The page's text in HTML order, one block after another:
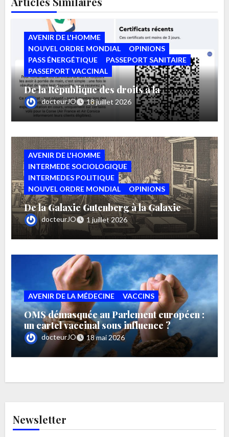
AVENIR DE L'HOMME
NOUVEL ORDRE MONDIAL
OPINIONS
PASS ÉNERGÉTIQUE
PASSEPORT SANITAIRE
PASSEPORT VACCINAL
De la République des droits à la
République des autorisations par Bruno
MAURER
docteurJO 18 juillet 2026
AVENIR DE L'HOMME
INTERMEDE SOCIOLOGIQUE
INTERMEDES POLITIQUE
NOUVEL ORDRE MONDIAL
OPINIONS
De la Galaxie Gutenberg à la Galaxie
TikTok par Bruno MAURERg
docteurJO 1 juillet 2026
AVENIR DE LA MÉDECINE VACCINS
OMS démasquée au Parlement européen :
un cartel vaccinal sous influence ?
docteurJO 18 mai 2026
Newsletter